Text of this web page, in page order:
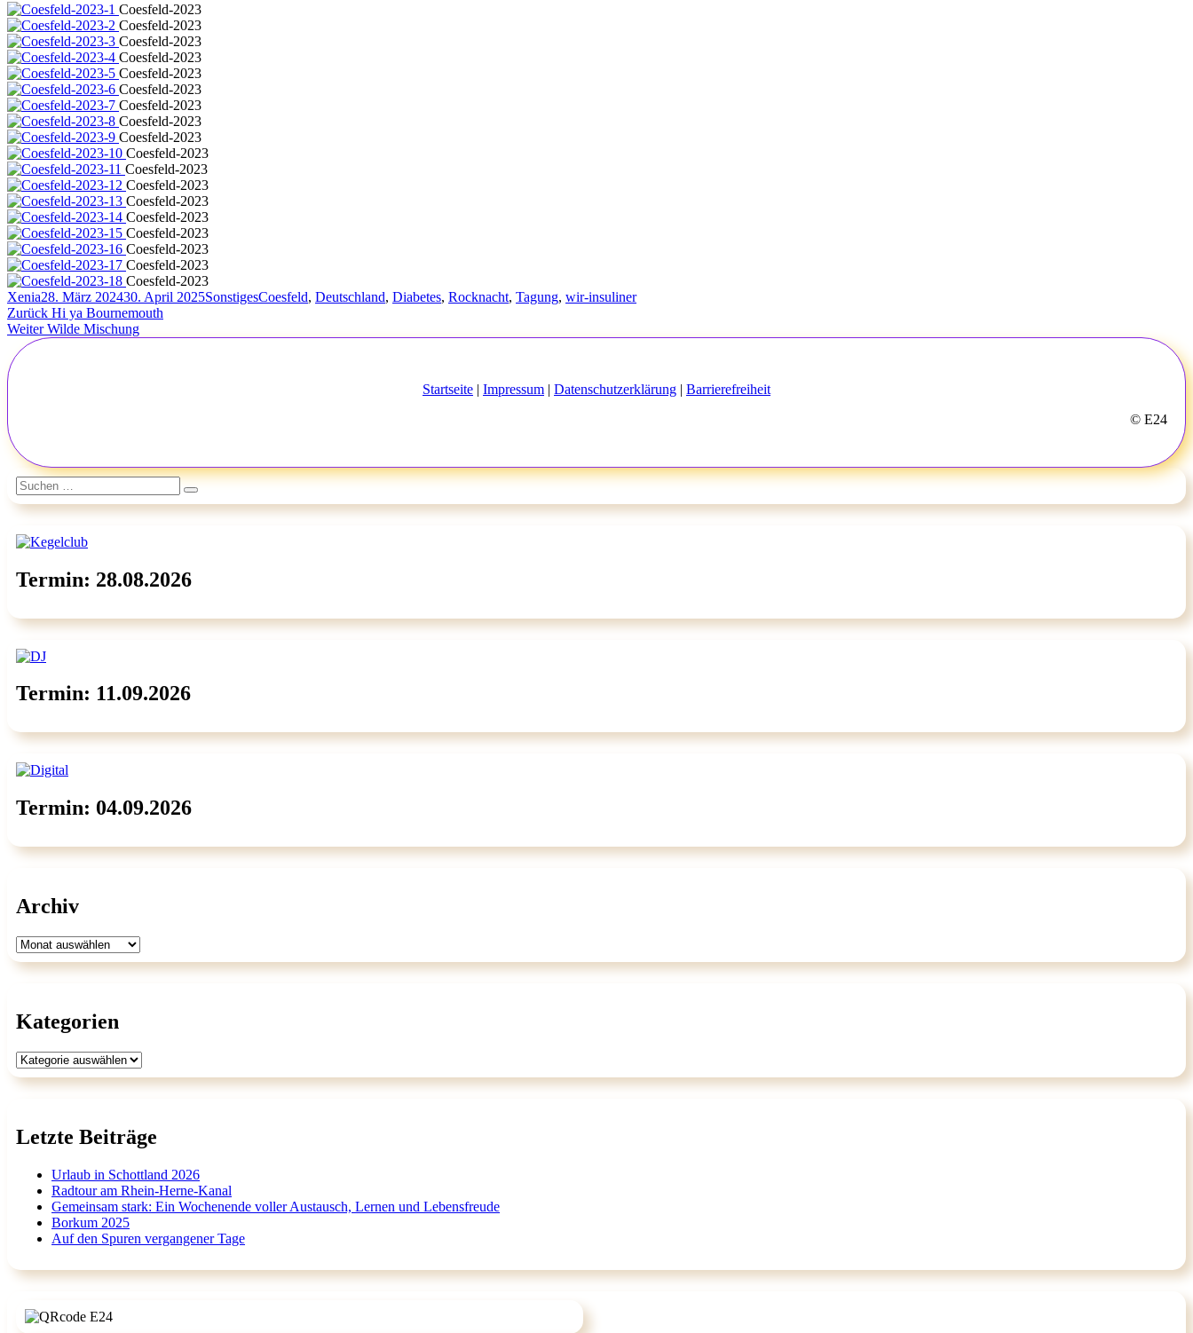
Coesfeld-2023
Coesfeld-2023
Coesfeld-2023
Coesfeld-2023
Coesfeld-2023
Coesfeld-2023
Coesfeld-2023
Coesfeld-2023
Coesfeld-2023
Coesfeld-2023
Coesfeld-2023
Coesfeld-2023
Coesfeld-2023
Coesfeld-2023
Coesfeld-2023
Coesfeld-2023
Coesfeld-2023
Coesfeld-2023
Autor
XeniaVeröffentlicht
am
28. März 202430. April 2025Kategorien
SonstigesSchlagwörter
Coesfeld, Deutschland, Diabetes, Rocknacht, Tagung, wir-insuliner
Beitragsnavigation
Zurück Vorheriger
Beitrag:
Hi ya Bournemouth
Weiter Nächster
Beitrag:
Wilde Mischung
Startseite | Impressum | Datenschutzerklärung | Barrierefreiheit
© E24
Suchen
nach:
Suchen
Termin: 28.08.2026
Termin: 11.09.2026
Termin: 04.09.2026
Archiv
Archiv
Kategorien
Kategorien
Letzte Beiträge
Urlaub in Schottland 2026
Radtour am Rhein-Herne-Kanal
Gemeinsam stark: Ein Wochenende voller Austausch, Lernen und Lebensfreude
Borkum 2025
Auf den Spuren vergangener Tage